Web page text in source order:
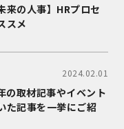
来の人事】HRプロセ
スメ
2024.02.01
の取材記事やイベント
た記事を一挙にご紹